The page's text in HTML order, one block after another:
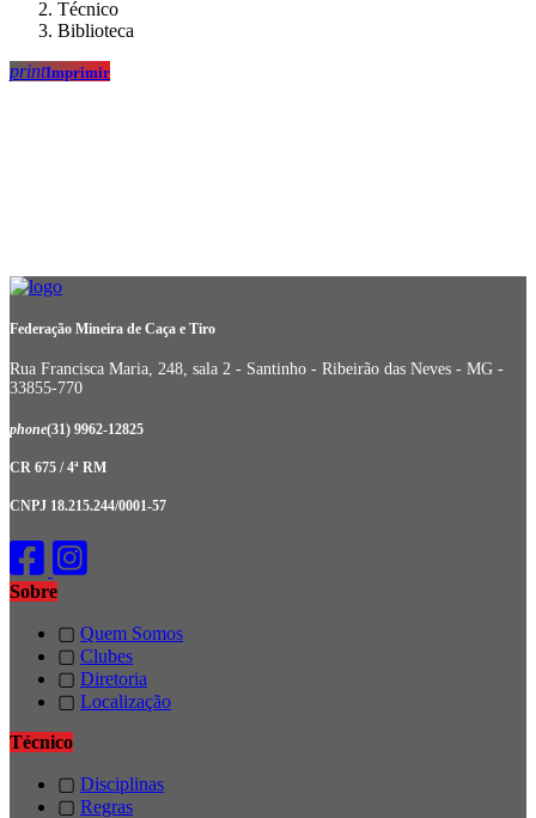
Técnico
Biblioteca
printImprimir
Federação Mineira de Caça e Tiro
Rua Francisca Maria, 248, sala 2 - Santinho - Ribeirão das Neves - MG -
33855-770
phone(31) 9962-12825
CR 675 / 4ª RM
CNPJ 18.215.244/0001-57
Sobre
▢ Quem Somos
▢ Clubes
▢ Diretoria
▢ Localização
Técnico
▢ Disciplinas
▢ Regras